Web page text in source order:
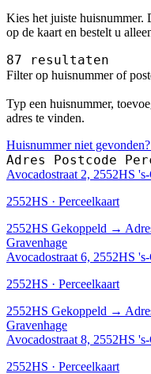
Kies het juiste huisnummer.
op de kaart en bestelt u
87 resultaten
Filter op huisnummer of
Typ een huisnummer,
adres te vinden.
Huisnummer niet
Adres Postcode
Avocadostraat 2, 2552HS
2552HS · Perceelkaart
2552HS Gekoppeld →
Gravenhage
Avocadostraat 6, 2552HS
2552HS · Perceelkaart
2552HS Gekoppeld →
Gravenhage
Avocadostraat 8, 2552HS
2552HS · Perceelkaart